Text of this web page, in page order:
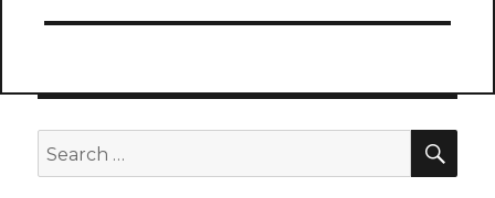
Search
for: